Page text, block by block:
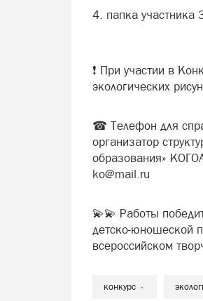
папка
❗ При участии в
экологических
☎ Телефон для
организатор
образования»
ko@mail.ru
💫💫 Работы
детско-юношеской
всероссийском
конкурс